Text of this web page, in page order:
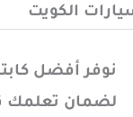
الكويت
نوفر أفضل
لضمان تعلمك